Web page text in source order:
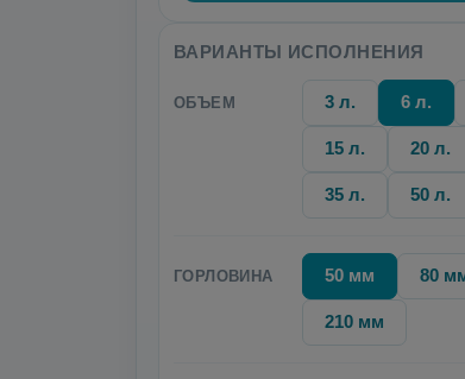
ВАРИАНТЫ ИСПОЛНЕНИЯ
ОБЪЕМ 3 л. 6 л.
15 л. 20 л.
35 л. 50 л.
ГОРЛОВИНА 50 мм 80
210 мм